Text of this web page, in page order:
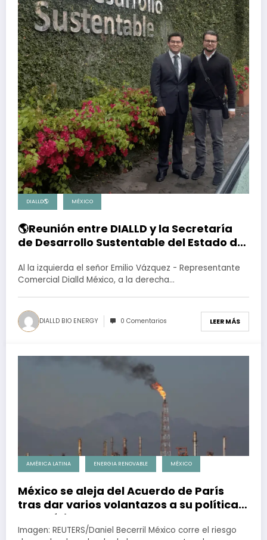
DIALLD🌎 MÉXICO
🌎Reunión entre DIALLD y la Secretaría
de Desarrollo Sustentable del Estado de
Al la izquierda el señor Emilio Vázquez - Representante
Comercial Dialld México, a la derecha…
DIALLD BIO ENERGY 0 Comentarios LEER MÁS
AMÉRICA LATINA ENERGIA RENOVABLE MÉXICO
México se aleja del Acuerdo de París
tras dar varios volantazos a su política
energética
Imagen: REUTERS/Daniel Becerril México corre el riesgo